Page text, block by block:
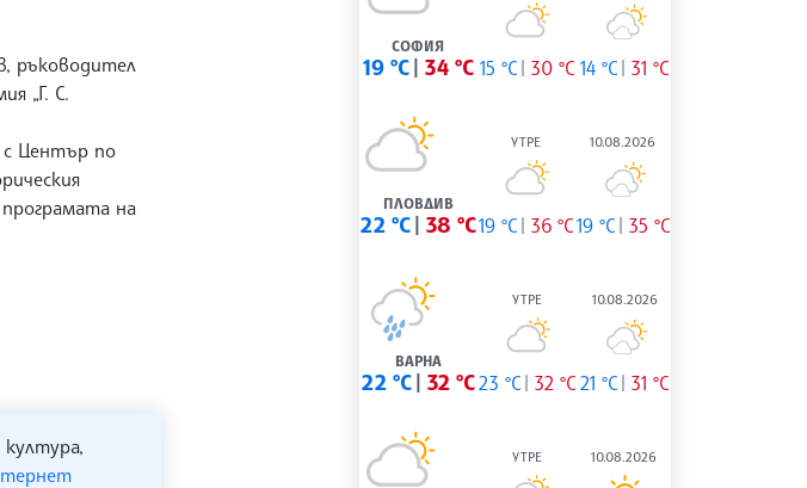
ръководител
„Г. С.
с Център по
на
СОФИЯ
19 °C 34 °C 15 °C 30 °C 14 °C 31 °C
ПЛОВДИВ
22 °C 38 °C
УТРЕ
19 °C 36 °C
10.08.2026
19 °C 35 °C
ВАРНА
22 °C 32 °C
УТРЕ
23 °C 32 °C
10.08.2026
21 °C 31 °C
УТРЕ 10.08.2026